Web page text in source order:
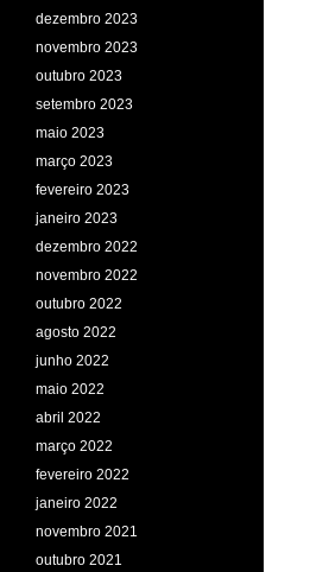
dezembro 2023
novembro 2023
outubro 2023
setembro 2023
maio 2023
março 2023
fevereiro 2023
janeiro 2023
dezembro 2022
novembro 2022
outubro 2022
agosto 2022
junho 2022
maio 2022
abril 2022
março 2022
fevereiro 2022
janeiro 2022
novembro 2021
outubro 2021